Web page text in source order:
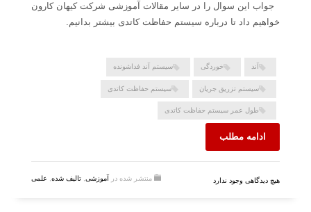
جواب این سوال را در سایر مقالات آموزشی شرکت کیهان کارون
خواهیم داد تا درباره سیستم حفاظت کاتدی بیشتر بدانیم.
آند خوردگی سیستم آند فداشونده
سیستم تزریق جریان سیستم حفاظت کاتدی
طول عمر سیستم حفاظت کاتدی
ادامه مطلب
منتشر شده در آموزشی, تالیف شده, علمی هیچ دیدگاهی وجود ندارد